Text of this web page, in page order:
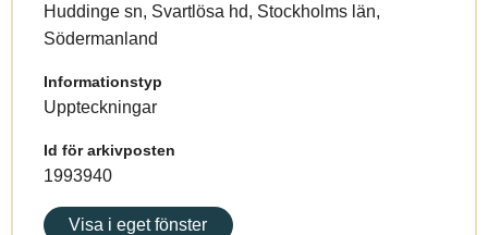
Huddinge sn, Svartlösa hd, Stockholms län,
Södermanland
Informationstyp
Uppteckningar
Id för arkivposten
1993940
Visa i eget fönster